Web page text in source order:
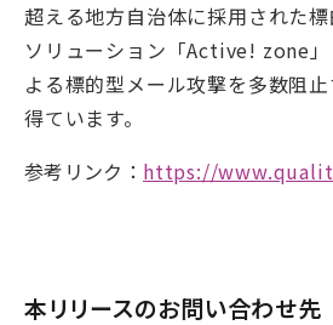
超える地方自治体に採用された
ソリューション「Active! zone
よる標的型メール攻撃を多数阻
得ています。
参考リンク： https://
本リリースのお問い合わせ先